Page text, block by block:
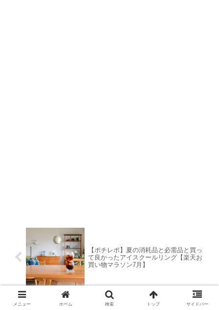
【ポチレポ】夏の消耗品と必需品と買っ
て良かったアイスクールリング【楽天お
買い物マラソン7月】
メニュー ホーム 検索 トップ サイドバー